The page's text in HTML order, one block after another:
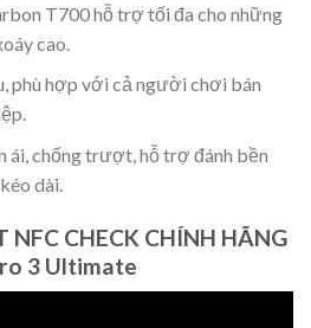
T700 hỗ trợ tối đa cho những
cao.
phù hợp với cả người chơi bán
ái, chống trượt, hỗ trợ đánh bền
dài.
NFC CHECK CHÍNH HÃNG
3 Ultimate